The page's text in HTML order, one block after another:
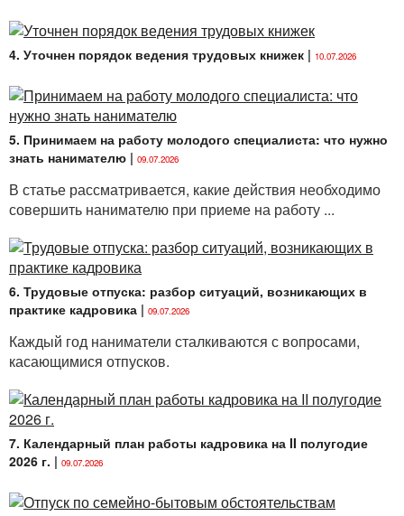
4. Уточнен порядок ведения трудовых книжек | 10.07.2026
5. Принимаем на работу молодого специалиста: что нужно
знать нанимателю | 09.07.2026
В статье рассматривается, какие действия необходимо
совершить нанимателю при приеме на работу ...
6. Трудовые отпуска: разбор ситуаций, возникающих в
практике кадровика | 09.07.2026
Каждый год наниматели сталкиваются с вопросами,
касающимися отпусков.
7. Календарный план работы кадровика на II полугодие
2026 г. | 09.07.2026